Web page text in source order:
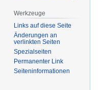
Werkzeuge
Links auf diese Seite
Änderungen an
verlinkten Seiten
Spezialseiten
Permanenter Link
Seiten­informationen